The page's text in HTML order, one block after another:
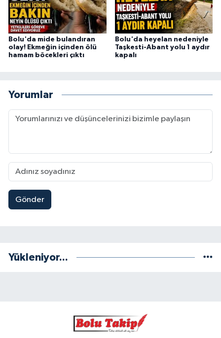
Bolu'da mide bulandıran
olay! Ekmeğin içinden ölü
hamam böcekleri çıktı
Bolu'da heyelan nedeniyle
Taşkesti-Abant yolu 1 aydır
kapalı
Yorumlar
Gönder
Yükleniyor...